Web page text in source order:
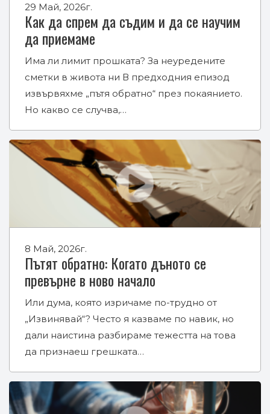
29 Май, 2026г.
Как да спрем да съдим и да се научим
да приемаме
Има ли лимит прошката? За неуредените
сметки в живота ни В предходния епизод
извървяхме „пътя обратно“ през покаянието.
Но какво се случва,…
8 Май, 2026г.
Пътят обратно: Когато дъното се
превърне в ново начало
Или дума, която изричаме по-трудно от
„Извинявай“? Често я казваме по навик, но
дали наистина разбираме тежестта на това
да признаеш грешката…